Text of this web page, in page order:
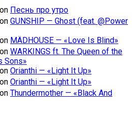
on Песнь про утро
on GUNSHIP — Ghost (feat. @Power
on MÄDHOUSE — «Love Is Blind»
on WARKINGS ft. The Queen of the
Sons»
on Orianthi — «Light It Up»
on Orianthi — «Light It Up»
on Thundermother — «Black And